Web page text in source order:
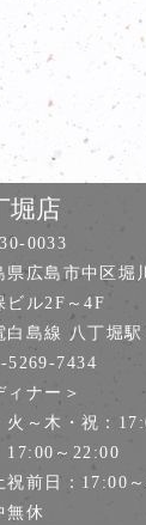
堀店
0033
県広島市中区堀
ビル2F～4F
白島線 八丁堀
5269-7434
ィナー＞
火～木・祝：
17:00～22:00
祝前日：17:00
無休